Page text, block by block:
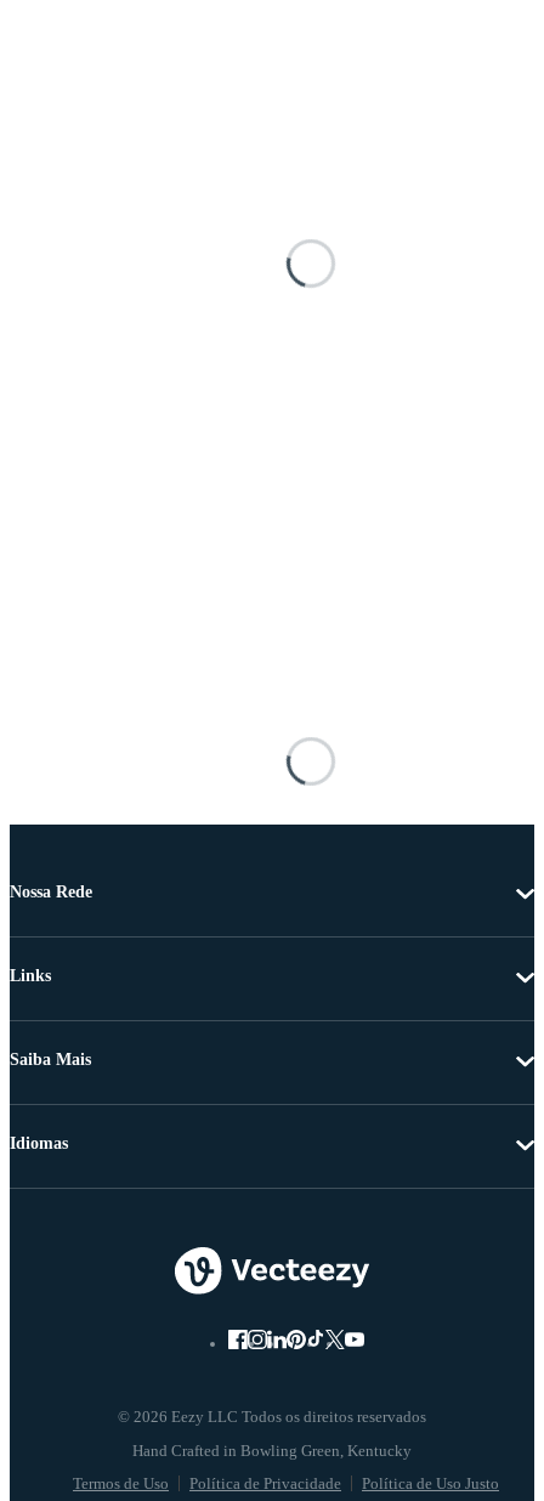
Nossa Rede
Links
Saiba Mais
© 2026 Eezy LLC Todos os direitos reservados
Termos de Uso Política de Privacidade Política de Uso Justo
Idiomas